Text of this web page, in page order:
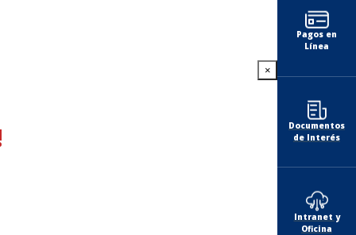
Pagos en
Línea
Documentos
de Interés
Intranet y
Oficina
×